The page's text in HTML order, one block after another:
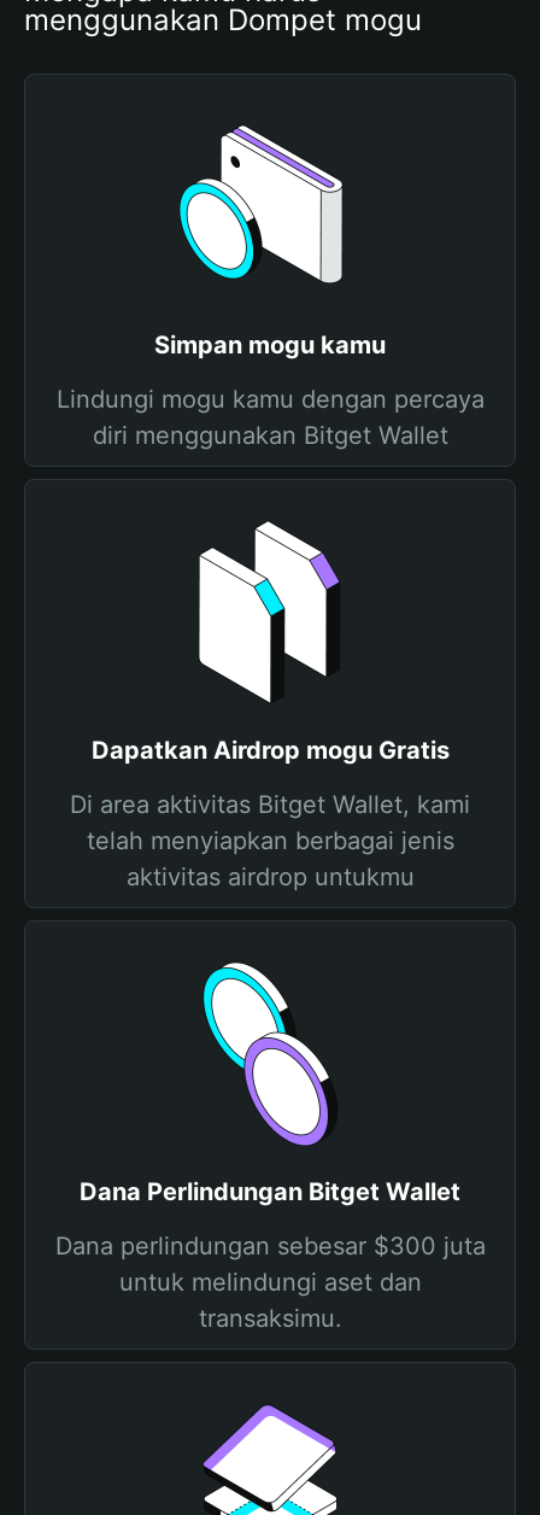
menggunakan Dompet mogu
Simpan mogu kamu
Lindungi mogu kamu dengan percaya
diri menggunakan Bitget Wallet
Dapatkan Airdrop mogu Gratis
Di area aktivitas Bitget Wallet, kami
telah menyiapkan berbagai jenis
aktivitas airdrop untukmu
Dana Perlindungan Bitget Wallet
Dana perlindungan sebesar $300 juta
untuk melindungi aset dan
transaksimu.